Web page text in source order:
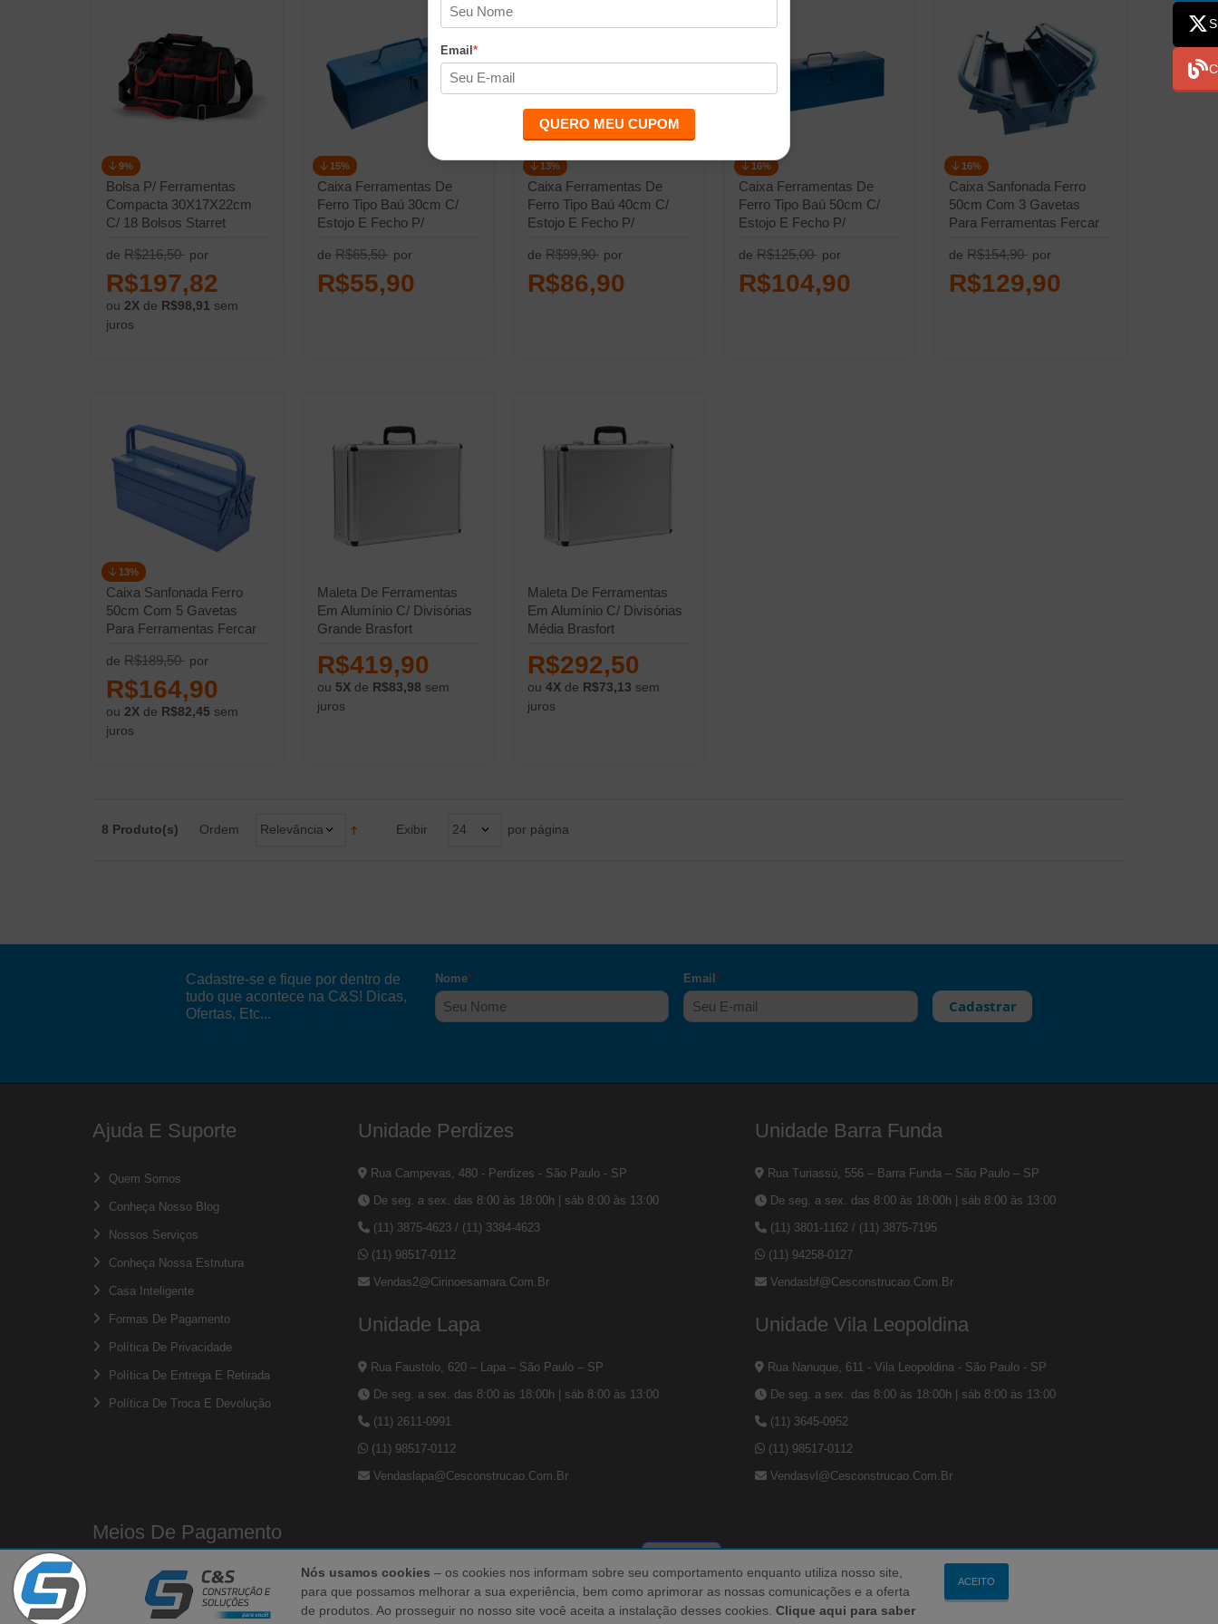
Bolsa P/ Ferramentas
Compacta 30X17X22cm
C/ 18 Bolsos Starret
de R$216,50
9%
por
R$197,82
ou 2X de R$98,91 sem
juros
Caixa Ferramentas De
Ferro Tipo Baú 30cm C/
Estojo E Fecho P/
de R$65,50
15%
por
R$55,90
Caixa Ferramentas De
Ferro Tipo Baú 40cm C/
Estojo E Fecho P/
de R$99,90
13%
por
R$86,90
Caixa Ferramentas De
Ferro Tipo Baú 50cm C/
Estojo E Fecho P/
de R$125,00
16%
por
R$104,90
Caixa Sanfonada Ferro
50cm Com 3 Gavetas
Para Ferramentas Fercar
de R$154,90
16%
por
R$129,90
Caixa Sanfonada Ferro
50cm Com 5 Gavetas
Para Ferramentas Fercar
de R$189,50
13%
por
R$164,90
ou 2X de R$82,45 sem
juros
Maleta De Ferramentas
Em Alumínio C/ Divisórias
Grande Brasfort
R$419,90
ou 5Xde R$83,98 sem
juros
Maleta De Ferramentas
Em Alumínio C/ Divisórias
Média Brasfort
R$292,50
ou4X de R$73,13 sem
juros
8 Produto(s) Ordem Relevância Exibir 24 por página
Cadastre-se e fique por dentro de
tudo que acontece na C&S! Dicas,
Ofertas, Etc...
Nome* Email*
Cadastrar
Email *
QUERO MEU CUPOM
Ajuda E Suporte
Quem Somos
Conheça Nosso Blog
Nossos Serviços
Conheça Nossa Estrutura
Casa Inteligente
Formas De Pagamento
Política De Privacidade
Política De Entrega E Retirada
Política De Troca E Devolução
Unidade Perdizes
Rua Campevas, 480 - Perdizes - São Paulo - SP
De seg. a sex. das 8:00 às 18:00h | sáb 8:00 às 13:00
(11) 3875-4623/ (11) 3384-4623
(11) 98517-0112
Vendas2@cirinoesamara.com.br
Unidade Barra Funda
Rua Turiassú, 556 – Barra Funda – São Paulo – SP
De seg. a sex. das 8:00 às 18:00h | sáb 8:00 às 13:00
(11) 3801-1162 / (11) 3875-7195
(11) 94258-0127
Vendasbf@cesconstrucao.com.br
Unidade Lapa
Rua Faustolo, 620 – Lapa – São Paulo – SP
De seg. a sex. das 8:00 às 18:00h | sáb 8:00 às 13:00
(11) 2611-0991
(11) 98517-0112
Vendaslapa@cesconstrucao.com.br
Unidade Vila Leopoldina
Rua Nanuque, 611 - Vila Leopoldina - São Paulo - SP
De seg. a sex. das 8:00 às 18:00h | sáb 8:00 às 13:00
(11) 3645-0952
(11) 98517-0112
Vendasvl@cesconstrucao.com.br
Meios De Pagamento
Nós usamos cookies – os cookies nos informam sobre seu comportamento enquanto utiliza nosso site,
para que possamos melhorar a sua experiência, bem como aprimorar as nossas comunicações e a oferta
de produtos. Ao prosseguir no nosso site você aceita a instalação desses cookies. Clique aqui para saber
ACEITO